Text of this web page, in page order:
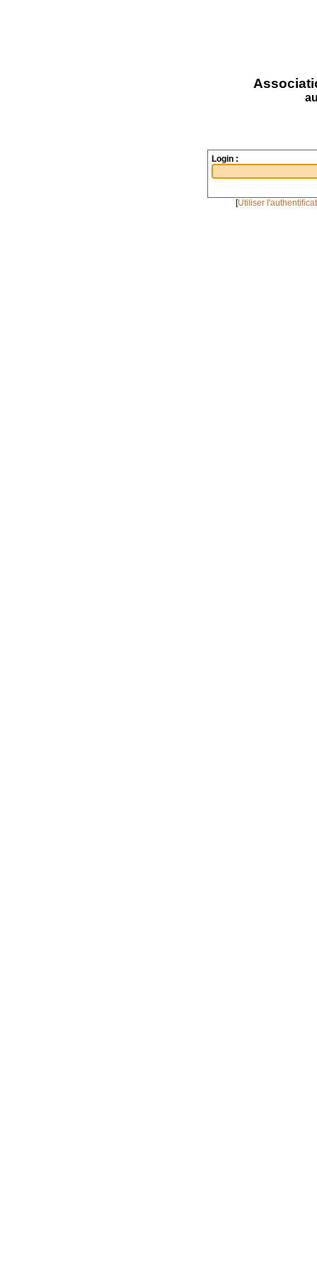
Login :
[Utiliser